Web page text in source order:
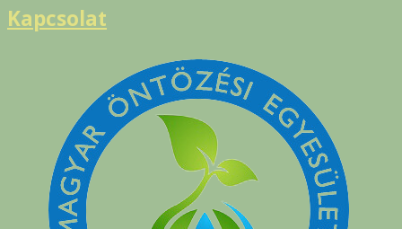
Kapcsolat